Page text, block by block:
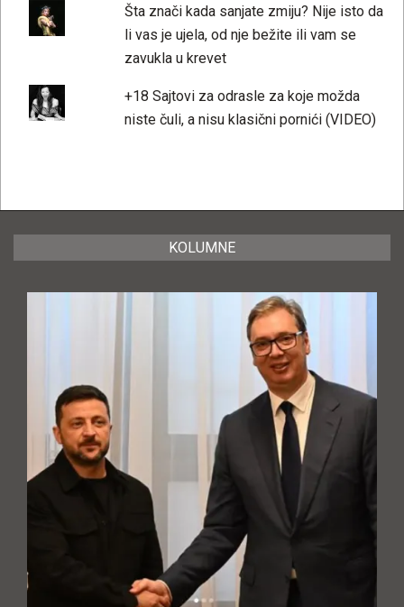
Šta znači kada sanjate zmiju? Nije isto da
li vas je ujela, od nje bežite ili vam se
zavukla u krevet
+18 Sajtovi za odrasle za koje možda
niste čuli, a nisu klasični pornići (VIDEO)
KOLUMNE